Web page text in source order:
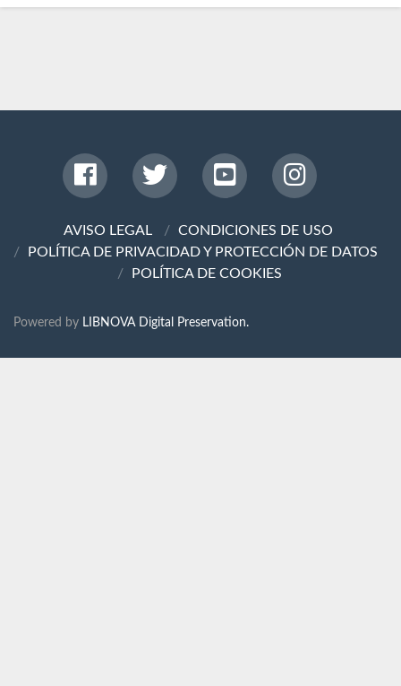
AVISO LEGAL
CONDICIONES DE USO
POLÍTICA DE PRIVACIDAD Y PROTECCIÓN DE DATOS
POLÍTICA DE COOKIES
Powered by LIBNOVA Digital Preservation.